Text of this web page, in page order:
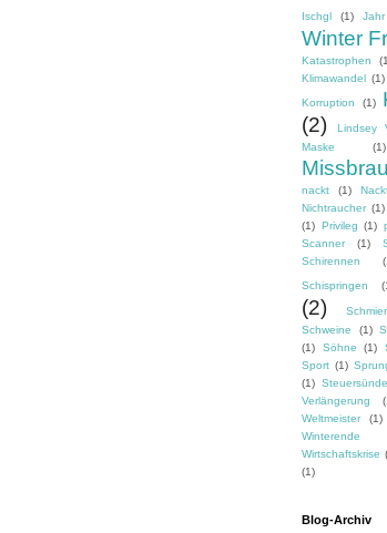
Ischgl (1) Jahr
Winter
Katastrophen
Klimawandel (1)
Korruption
(1)
(2)
Lindsey
Maske (1)
nackt
(1)
Nichtraucher (1)
(1) Privileg (1)
Scanner
(1)
Schirennen
Schispringen
(2)
Schweine
(1)
(1)
Söhne (1)
Sport (1)
(1)
Verlängerung
Weltmeister
(1)
Winterende
Wirtschaftskrise
(1)
Blog-Archiv